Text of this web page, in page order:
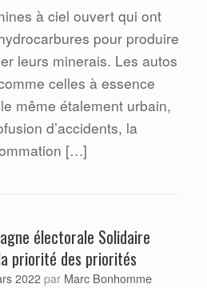
à ciel ouvert qui ont
pour produire
leurs minerais. Les autos
celles à essence
même étalement urbain,
d’accidents, la
[…]
électorale Solidaire
priorité des priorités
2022 par Marc Bonhomme